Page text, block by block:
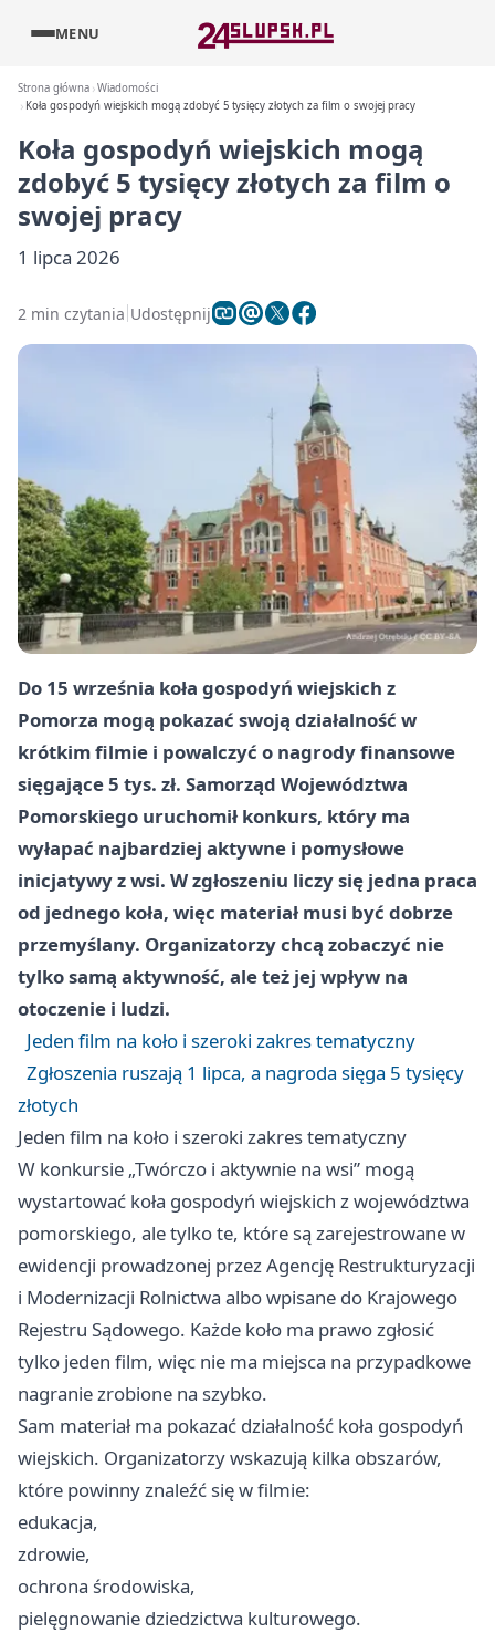
MENU
Strona główna Wiadomości
Koła gospodyń wiejskich mogą zdobyć 5 tysięcy złotych za film o swojej pracy
Koła gospodyń wiejskich mogą
zdobyć 5 tysięcy złotych za film o
swojej pracy
1 lipca 2026
2 min czytania Udostępnij
Do 15 września koła gospodyń wiejskich z
Pomorza mogą pokazać swoją działalność w
krótkim filmie i powalczyć o nagrody finansowe
sięgające 5 tys. zł. Samorząd Województwa
Pomorskiego uruchomił konkurs, który ma
wyłapać najbardziej aktywne i pomysłowe
inicjatywy z wsi. W zgłoszeniu liczy się jedna praca
od jednego koła, więc materiał musi być dobrze
przemyślany. Organizatorzy chcą zobaczyć nie
tylko samą aktywność, ale też jej wpływ na
otoczenie i ludzi.
Jeden film na koło i szeroki zakres tematyczny
Zgłoszenia ruszają 1 lipca, a nagroda sięga 5 tysięcy
złotych
Jeden film na koło i szeroki zakres tematyczny
W konkursie „Twórczo i aktywnie na wsi” mogą
wystartować koła gospodyń wiejskich z województwa
pomorskiego, ale tylko te, które są zarejestrowane w
ewidencji prowadzonej przez Agencję Restrukturyzacji
i Modernizacji Rolnictwa albo wpisane do Krajowego
Rejestru Sądowego. Każde koło ma prawo zgłosić
tylko jeden film, więc nie ma miejsca na przypadkowe
nagranie zrobione na szybko.
Sam materiał ma pokazać działalność koła gospodyń
wiejskich. Organizatorzy wskazują kilka obszarów,
które powinny znaleźć się w filmie:
edukacja,
zdrowie,
ochrona środowiska,
pielęgnowanie dziedzictwa kulturowego.